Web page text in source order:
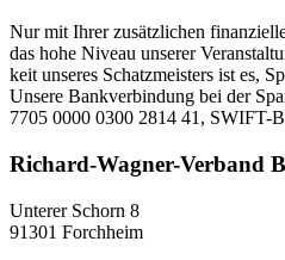
Nur mit Ih­rer zu­sätz­li­chen
das hohe Ni­veau un­se­rer
keit un­se­res Schatz­meis­ters ist es,
Un­se­re Bank­ver­bin­dung bei der
7705 0000 0300 2814 41,
Richard-Wagner-Verband
Un­te­rer Schorn 8
91301 Forchheim